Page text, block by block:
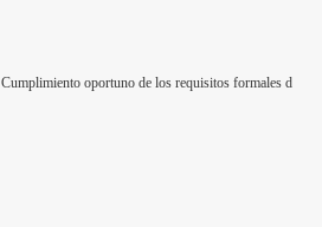
Cumplimiento oportuno de los requisitos formales d